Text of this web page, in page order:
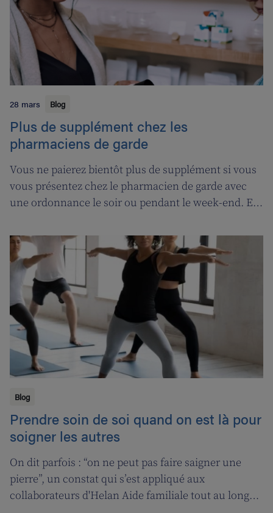
28 mars Blog
Plus de supplément chez les
pharmaciens de garde
Vous ne paierez bientôt plus de supplément si vous
vous présentez chez le pharmacien de garde avec
une ordonnance le soir ou pendant le week-end. En
sera introduite pour les pharmaciens de garde.
Blog
Prendre soin de soi quand on est là pour
soigner les autres
On dit parfois : “on ne peut pas faire saigner une
pierre”, un constat qui s’est appliqué aux
collaborateurs d'Helan Aide familiale tout au long